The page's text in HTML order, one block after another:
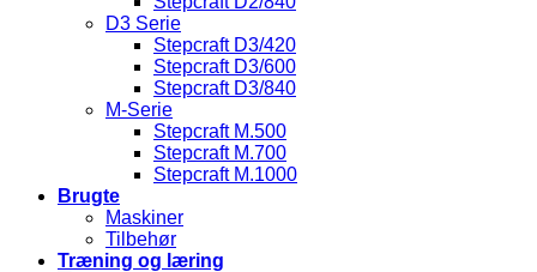
D3 Serie
Stepcraft D3/420
Stepcraft D3/600
Stepcraft D3/840
M-Serie
Stepcraft M.500
Stepcraft M.700
Stepcraft M.1000
Brugte
Maskiner
Tilbehør
Træning og læring